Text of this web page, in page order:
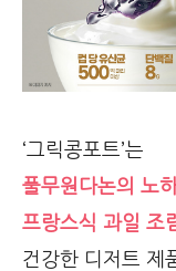
‘그릭콩포트’는
풀무원다논의 노
프랑스식 과일 조
건강한 디저트 제